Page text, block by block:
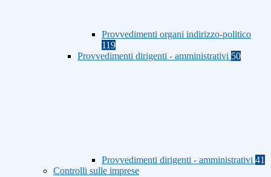
Provvedimenti organi indirizzo-politico
119
Provvedimenti dirigenti - amministrativi 50
Provvedimenti dirigenti - amministrativi 41
Controlli sulle imprese